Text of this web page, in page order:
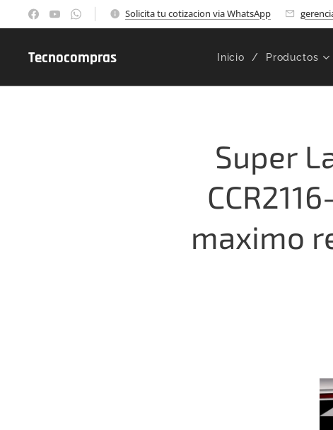
Solicita tu cotizacion via WhatsApp
Tecnocompras Inicio Productos
Super
maximo